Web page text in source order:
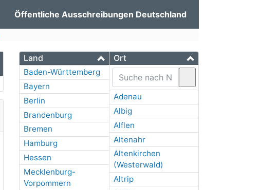
Öffentliche Ausschreibungen Deutschland
Land
Baden-Württemberg
Bayern
Berlin
Brandenburg
Bremen
Hamburg
Hessen
Mecklenburg-
Vorpommern
Ort
Adenau
Albig
Alflen
Altenahr
Altenkirchen
(Westerwald)
Altrip